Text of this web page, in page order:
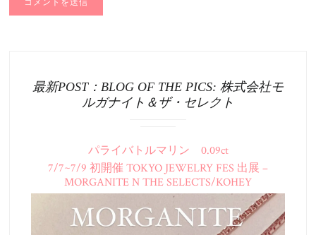
最新POST：BLOG OF THE PICS: 株式会社モ
ルガナイト＆ザ・セレクト
パライバトルマリン 0.09ct
7/7~7/9 初開催 TOKYO JEWELRY FES 出展 –
MORGANITE N THE SELECTS/KOHEY